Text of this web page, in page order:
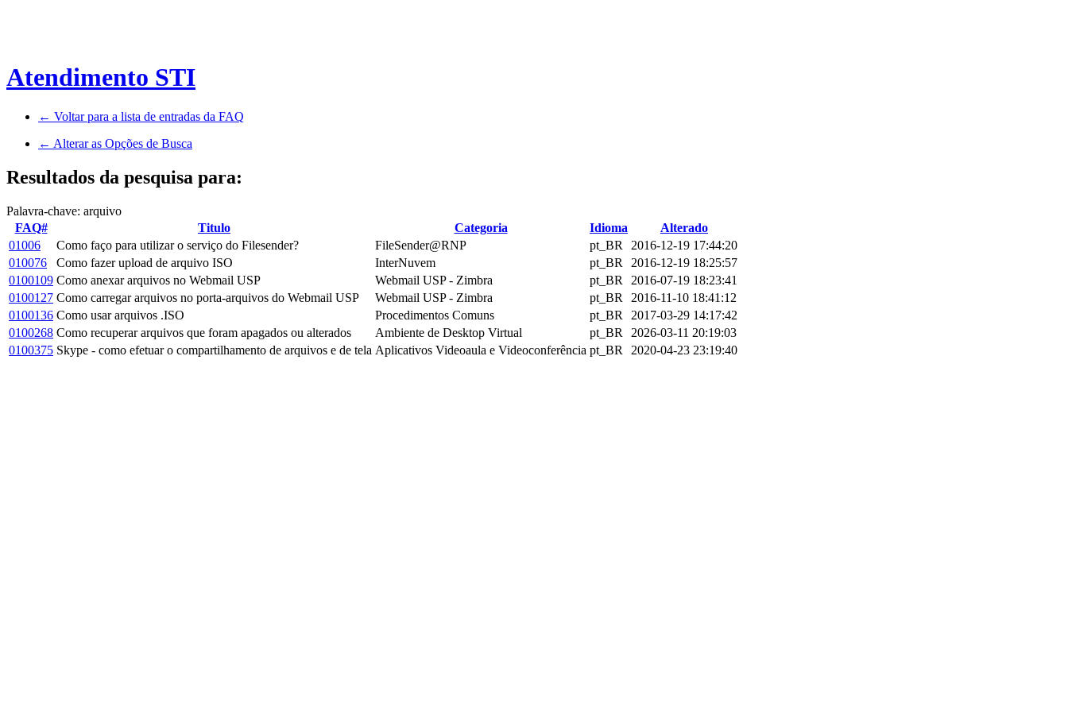
Atendimento STI
← Voltar para a lista de entradas da FAQ
← Alterar as Opções de Busca
Resultados da pesquisa para:
Palavra-chave: arquivo
FAQ#
Titulo Categoria Idioma
Alterado
01006
Como faço para utilizar o serviço do Filesender? FileSender@RNP pt_BR
2016-12-19 17:44:20
010076
Como fazer upload de arquivo ISO InterNuvem pt_BR
2016-12-19 18:25:57
0100109 Como anexar arquivos no Webmail USP Webmail USP - Zimbra pt_BR
2016-07-19 18:23:41
0100127 Como carregar arquivos no porta-arquivos do Webmail USP Webmail USP - Zimbra pt_BR
2016-11-10 18:41:12
0100136 Como usar arquivos .ISO Procedimentos Comuns pt_BR
2017-03-29 14:17:42
0100268 Como recuperar arquivos que foram apagados ou alterados Ambiente de Desktop Virtual pt_BR
2026-03-11 20:19:03
0100375 Skype - como efetuar o compartilhamento de arquivos e de tela Aplicativos Videoaula e Videoconferência pt_BR 2020-04-23 23:19:40